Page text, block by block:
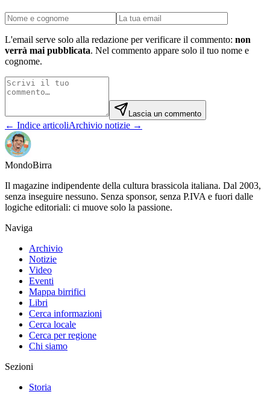
L'email serve solo alla redazione per verificare il commento: non
verrà mai pubblicata. Nel commento appare solo il tuo nome e
cognome.
Lascia un commento
← Indice articoliArchivio notizie →
MondoBirra
Il magazine indipendente della cultura brassicola italiana. Dal 2003,
senza inseguire nessuno. Senza sponsor, senza P.IVA e fuori dalle
logiche editoriali: ci muove solo la passione.
Naviga
Archivio
Notizie
Video
Eventi
Mappa birrifici
Libri
Cerca informazioni
Cerca locale
Cerca per regione
Chi siamo
Sezioni
Storia